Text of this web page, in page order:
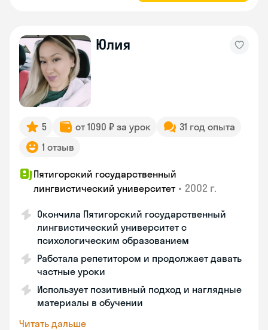
Юлия
5 от 1090 ₽ за урок
31 год опыта
1 отзыв
Пятигорский государственный
лингвистический университет • 2002 г.
Окончила Пятигорский государственный
лингвистический университет с
психологическим образованием
Работала репетитором и продолжает давать
частные уроки
Использует позитивный подход и наглядные
материалы в обучении
Читать дальше